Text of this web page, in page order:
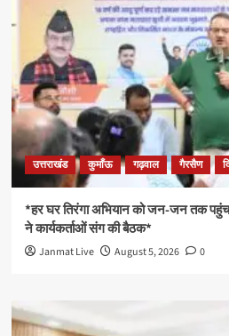
उत्तराखंड कुमाँऊ गढ़वाल गैरसैण
*हर घर तिरंगा अभियान को जन-जन तक
ने कार्यकर्ताओं संग की बैठक*
Janmat Live August 5, 2026 0